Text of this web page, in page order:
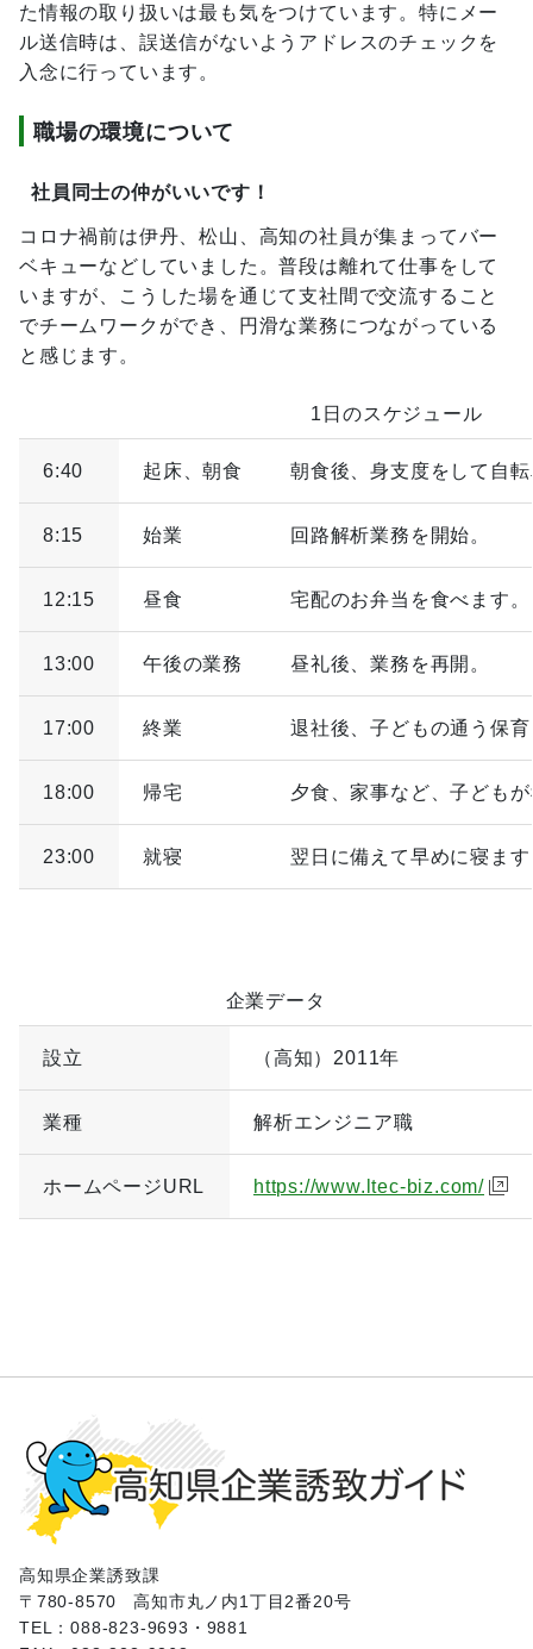
た情報の取り扱いは最も気をつけています。特にメー
ル送信時は、誤送信がないようアドレスのチェックを
入念に行っています。
職場の環境について
社員同士の仲がいいです！
コロナ禍前は伊丹、松山、高知の社員が集まってバー
ベキューなどしていました。普段は離れて仕事をして
いますが、こうした場を通じて支社間で交流すること
でチームワークができ、円滑な業務につながっている
と感じます。
1日のスケジュール
6:40 起床、朝食 朝食後、身支度をして自
8:15 始業 回路解析業務を開始。
12:15 昼食 宅配のお弁当を食べます。
13:00 午後の業務 昼礼後、業務を再開。
17:00 終業 退社後、子どもの通う保
18:00 帰宅 夕食、家事など、子ども
23:00 就寝 翌日に備えて早めに寝ま
企業データ
設立 （高知）2011年
業種 解析エンジニア職
ホームページURL https://www.ltec-biz.com/
高知県企業誘致課
〒780-8570
高知市丸ノ内1丁目2番20号
TEL：088-823-9693・9881